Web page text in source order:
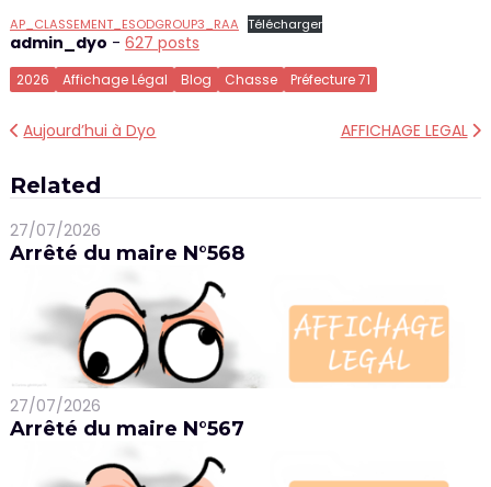
AP_CLASSEMENT_ESODGROUP3_RAA Télécharger
admin_dyo - 627 posts
2026 Affichage Légal Blog Chasse Préfecture 71
Navigation
l’article
Aujourd’hui à Dyo AFFICHAGE LEGAL
Related
27/07/2026
Arrêté du maire N°568
27/07/2026
Arrêté du maire N°567